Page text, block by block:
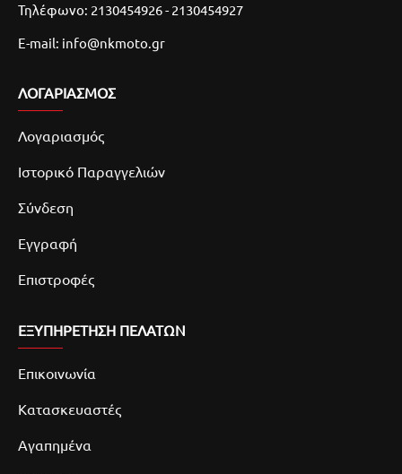
Τηλέφωνο: 2130454926 - 2130454927
E-mail: info@nkmoto.gr
ΛΟΓΑΡΙΑΣΜΌΣ
Λογαριασμός
Ιστορικό Παραγγελιών
Σύνδεση
Εγγραφή
Επιστροφές
ΕΞΥΠΗΡΕΤΗΣΗ ΠΕΛΑΤΩΝ
Επικοινωνία
Κατασκευαστές
Αγαπημένα